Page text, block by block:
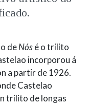
deNósé o trílito
incorporou á
a partir de 1926.
Castelao
trílito de longas